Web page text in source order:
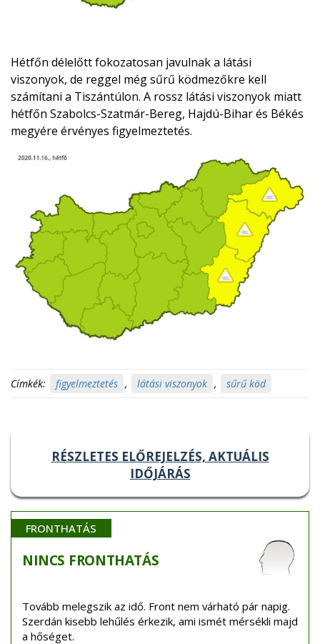
Hétfőn délelőtt fokozatosan javulnak a látási
viszonyok, de reggel még sűrű ködmezőkre kell
számítani a Tiszántúlon. A rossz látási viszonyok miatt
hétfőn Szabolcs-Szatmár-Bereg, Hajdú-Bihar és Békés
megyére érvényes figyelmeztetés.
Címkék: figyelmeztetés , látási viszonyok , sűrű köd
RÉSZLETES ELŐREJELZÉS, AKTUÁLIS
IDŐJÁRÁS
FRONTHATÁS
NINCS FRONTHATÁS
Tovább melegszik az idő. Front nem várható pár napig.
Szerdán kisebb lehűlés érkezik, ami ismét mérsékli majd
a hőséget.